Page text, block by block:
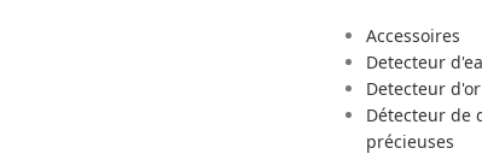
Accessoires
Detecteur
Detecteur d'or
Détecteur de
précieuses